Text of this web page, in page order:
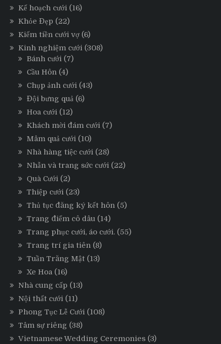
Kế hoạch cưới (16)
Khỏe Đẹp (22)
Kiếm tiền cưới vợ (6)
Kinh nghiệm cưới (308)
Bánh cưới (7)
Cầu Hôn (4)
Chụp ảnh cưới (43)
Đội bưng quả (6)
Hoa cưới (12)
Khách mời đám cưới (7)
Mâm quả cưới (10)
Nhà hàng tiệc cưới (28)
Nhẫn và trang sức cưới (22)
Quà Cưới (2)
Thiệp cưới (23)
Thủ tục đăng ký kết hôn (5)
Trang điểm cô dâu (14)
Trang phục cưới, áo cưới. (55)
Trang trí gia tiên (8)
Tuần Trăng Mật (13)
Xe Hoa (16)
Nhà cung cấp (13)
Nội thất cưới (11)
Phong Tục Lễ Cưới (108)
Tâm sự riêng (38)
Vietnamese Wedding Ceremonies (3)